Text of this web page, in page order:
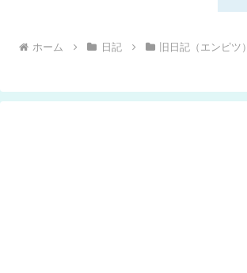
ホーム 日記 旧日記（エンピツ）